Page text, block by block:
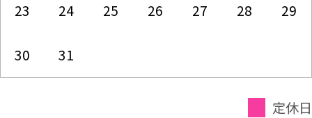
23 24 25 26 27 28 29
30 31
定休日